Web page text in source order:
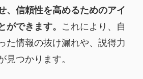
、信頼性を高めるためのアイ
ができます。
これにより、自
た情報の抜け漏れや、説得力
見つかります。